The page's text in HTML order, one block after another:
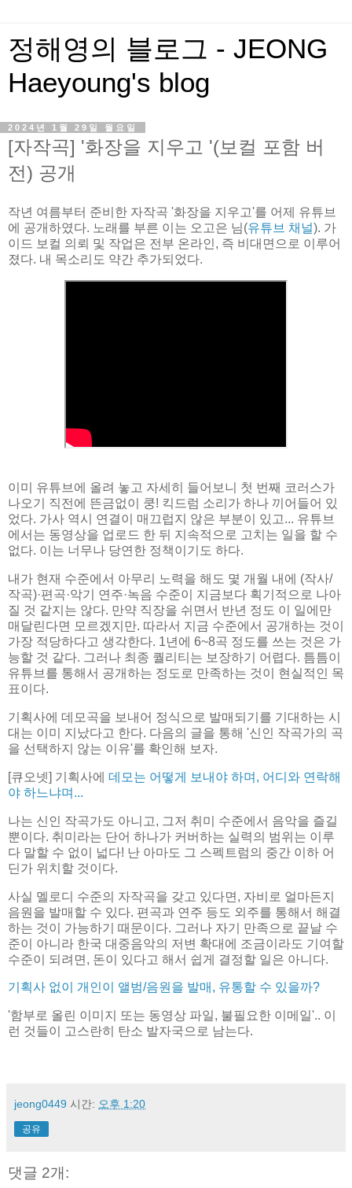
정해영의 블로그 - JEONG
Haeyoung's blog
2024년 1월 29일 월요일
[자작곡] '화장을 지우고 '(보컬 포함 버
전) 공개
작년 여름부터 준비한 자작곡 '화장을 지우고'를 어제 유튜브
에 공개하였다. 노래를 부른 이는 오고은 님(유튜브 채널). 가
이드 보컬 의뢰 및 작업은 전부 온라인, 즉 비대면으로 이루어
졌다. 내 목소리도 약간 추가되었다.
이미 유튜브에 올려 놓고 자세히 들어보니 첫 번째 코러스가
나오기 직전에 뜬금없이 쿵! 킥드럼 소리가 하나 끼어들어 있
었다. 가사 역시 연결이 매끄럽지 않은 부분이 있고... 유튜브
에서는 동영상을 업로드 한 뒤 지속적으로 고치는 일을 할 수
없다. 이는 너무나 당연한 정책이기도 하다.
내가 현재 수준에서 아무리 노력을 해도 몇 개월 내에 (작사/
작곡)·편곡·악기 연주·녹음 수준이 지금보다 획기적으로 나아
질 것 같지는 않다. 만약 직장을 쉬면서 반년 정도 이 일에만
매달린다면 모르겠지만. 따라서 지금 수준에서 공개하는 것이
가장 적당하다고 생각한다. 1년에 6~8곡 정도를 쓰는 것은 가
능할 것 같다. 그러나 최종 퀄리티는 보장하기 어렵다. 틈틈이
유튜브를 통해서 공개하는 정도로 만족하는 것이 현실적인 목
표이다.
기획사에 데모곡을 보내어 정식으로 발매되기를 기대하는 시
대는 이미 지났다고 한다. 다음의 글을 통해 '신인 작곡가의 곡
을 선택하지 않는 이유'를 확인해 보자.
[큐오넷] 기획사에 데모는 어떻게 보내야 하며, 어디와 연락해
야 하느냐며...
나는 신인 작곡가도 아니고, 그저 취미 수준에서 음악을 즐길
뿐이다. 취미라는 단어 하나가 커버하는 실력의 범위는 이루
다 말할 수 없이 넓다! 난 아마도 그 스펙트럼의 중간 이하 어
딘가 위치할 것이다.
사실 멜로디 수준의 자작곡을 갖고 있다면, 자비로 얼마든지
음원을 발매할 수 있다. 편곡과 연주 등도 외주를 통해서 해결
하는 것이 가능하기 때문이다. 그러나 자기 만족으로 끝날 수
준이 아니라 한국 대중음악의 저변 확대에 조금이라도 기여할
수준이 되려면, 돈이 있다고 해서 쉽게 결정할 일은 아니다.
기획사 없이 개인이 앨범/음원을 발매, 유통할 수 있을까?
'함부로 올린 이미지 또는 동영상 파일, 불필요한 이메일'.. 이
런 것들이 고스란히 탄소 발자국으로 남는다.
jeong0449 시간: 오후 1:20
공유
댓글 2개: